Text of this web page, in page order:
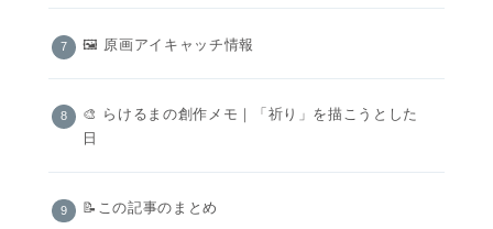
🖼 原画アイキャッチ情報
🎨 らけるまの創作メモ｜「祈り」を描こうとした
日
📝この記事のまとめ